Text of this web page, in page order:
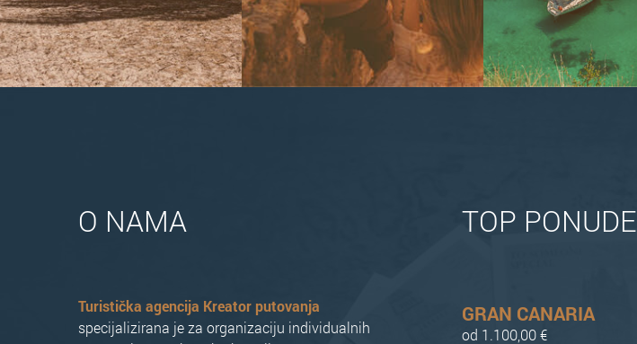
O NAMA
Turistička agencija Kreator putovanja
specijalizirana je za organizaciju individualnih
TOP PONUDE
GRAN CANARIA
od 1.100,00 €